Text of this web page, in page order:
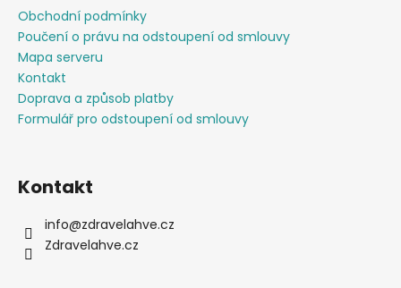
Obchodní podmínky
Poučení o právu na odstoupení od smlouvy
Mapa serveru
Kontakt
Doprava a způsob platby
Formulář pro odstoupení od smlouvy
Kontakt
info@zdravelahve.cz
Zdravelahve.cz